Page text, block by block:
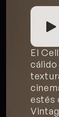
El
estés